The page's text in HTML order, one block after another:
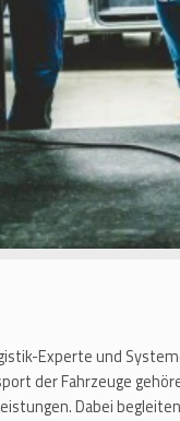
Experte und
der Fahrzeuge
Dabei